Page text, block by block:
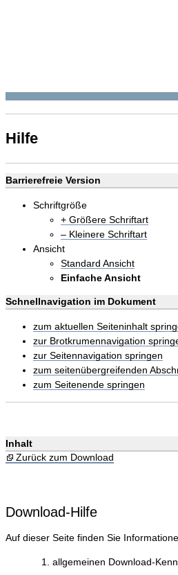
Hilfe
Barrierefreie Version
Schriftgröße
+ Größere Schriftart
– Kleinere Schriftart
Ansicht
Standard Ansicht
Einfache Ansicht
Schnellnavigation im Dokument
zum aktuellen Seiteninhalt
zur Brotkrumennavigation
zur Seitennavigation springen
zum seitenübergreifenden
zum Seitenende springen
Inhalt
Zurück zum Download
Download-Hilfe
Auf dieser Seite finden Sie
allgemeinen Download-